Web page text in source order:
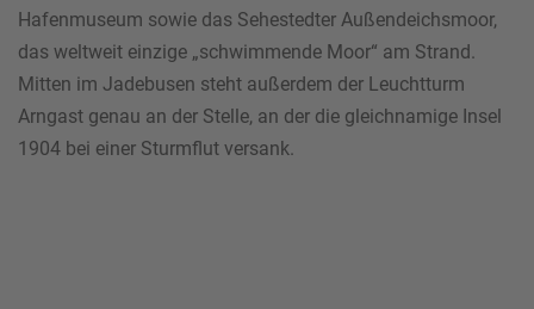
Hafenmuseum sowie das Sehestedter Außendeichsmoor,
das weltweit einzige „schwimmende Moor“ am Strand.
Mitten im Jadebusen steht außerdem der Leuchtturm
Arngast genau an der Stelle, an der die gleichnamige Insel
1904 bei einer Sturmflut versank.